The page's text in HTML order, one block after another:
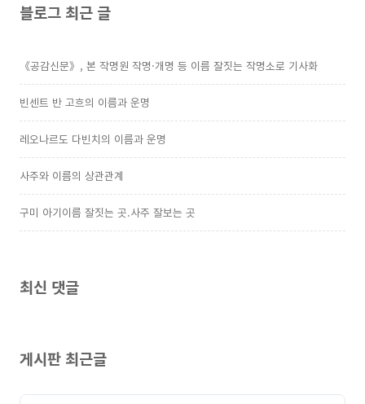
블로그 최근 글
《공감신문》, 본 작명원 작명·개명 등 이름 잘짓는 작명소로 기사화
빈센트 반 고흐의 이름과 운명
레오나르도 다빈치의 이름과 운명
사주와 이름의 상관관계
구미 아기이름 잘짓는 곳.사주 잘보는 곳
최신 댓글
게시판 최근글